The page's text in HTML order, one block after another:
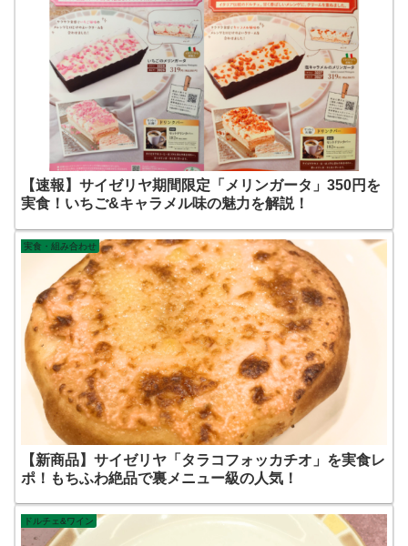
【速報】サイゼリヤ期間限定「メリンガータ」350円を
実食！いちご&キャラメル味の魅力を解説！
実食・組み合わせ
【新商品】サイゼリヤ「タラコフォッカチオ」を実食レ
ポ！もちふわ絶品で裏メニュー級の人気！
ドルチェ&ワイン